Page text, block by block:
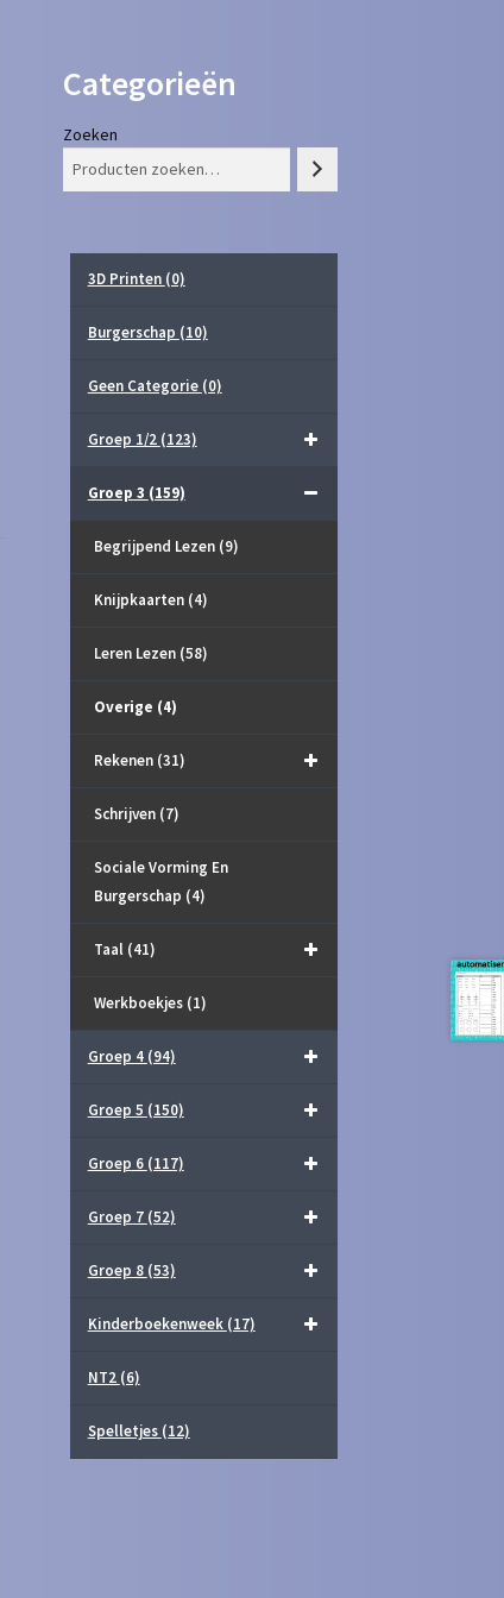
Categorieën
Zoeken
3D Printen (0)
Burgerschap (10)
Geen Categorie (0)
Groep 1/2 (123)
Groep 3 (159)
Begrijpend Lezen (9)
Knijpkaarten (4)
Leren Lezen (58)
Overige (4)
Rekenen (31)
Schrijven (7)
Sociale Vorming En
Burgerschap (4)
Taal (41)
Werkboekjes (1)
Groep 4 (94)
Groep 5 (150)
Groep 6 (117)
Groep 7 (52)
Groep 8 (53)
Kinderboekenweek (17)
NT2 (6)
Spelletjes (12)